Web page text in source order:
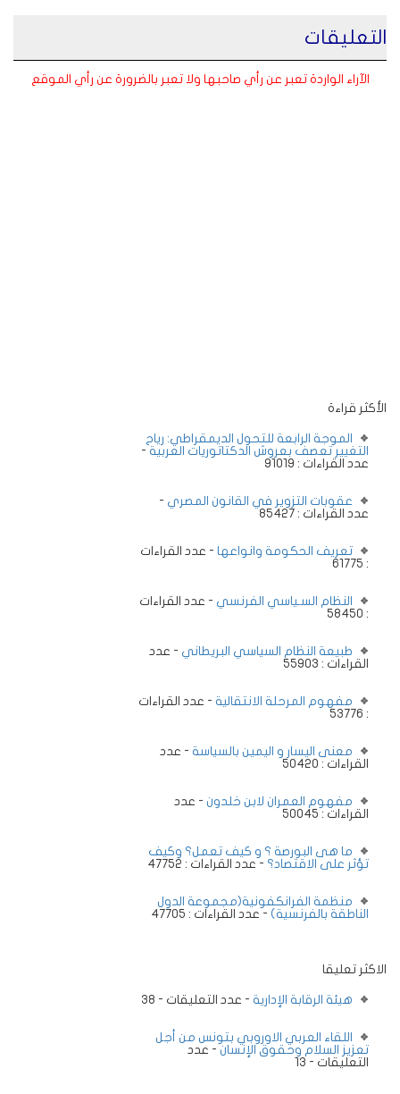
التعليقات
الآراء الواردة تعبر عن رأي صاحبها ولا تعبر بالضرورة عن رأي الموقع
الأكثر قراءة
الموجة الرابعة للتحول الديمقراطي: رياح
التغيير تعصف بعروش الدكتاتوريات العربية -
عدد القراءات : 91019
عقوبات التزوير في القانون المصري -
عدد القراءات : 85427
تعريف الحكومة وانواعها - عدد القراءات
: 61775
النظام السـياسي الفرنسي - عدد القراءات
: 58450
طبيعة النظام السياسي البريطاني - عدد
القراءات : 55903
مفهوم المرحلة الانتقالية - عدد القراءات
: 53776
معنى اليسار و اليمين بالسياسة - عدد
القراءات : 50420
مفهوم العمران لابن خلدون - عدد
القراءات : 50045
ما هى البورصة ؟ و كيف تعمل؟ وكيف
تؤثر على الاقتصاد؟ - عدد القراءات : 47752
منظمة الفرانكفونية(مجموعة الدول
الناطقة بالفرنسية) - عدد القراءات : 47705
الاكثر تعليقا
هيئة الرقابة الإدارية - عدد التعليقات - 38
اللقاء العربي الاوروبي بتونس من أجل
تعزيز السلام وحقوق الإنسان - عدد
التعليقات - 13